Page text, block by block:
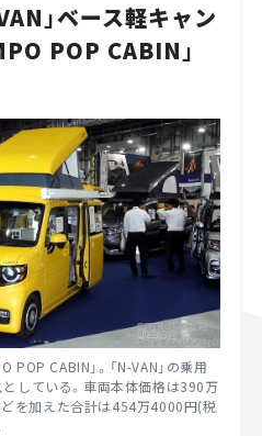
」ベース軽キャン
POP CABIN」
POP CABIN」。「N-VAN」の乗用
としている。車両本体価格は390万
を加えた合計は454万4000円(税